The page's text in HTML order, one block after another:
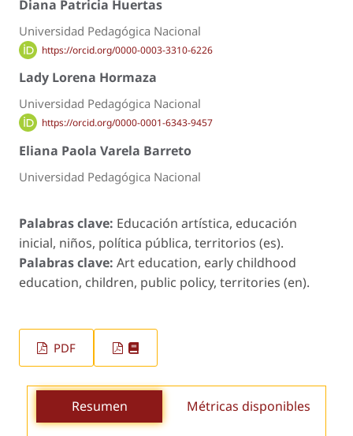
Diana Patricia Huertas
Universidad Pedagógica Nacional
https://orcid.org/0000-0003-3310-6226
Lady Lorena Hormaza
Universidad Pedagógica Nacional
https://orcid.org/0000-0001-6343-9457
Eliana Paola Varela Barreto
Universidad Pedagógica Nacional
Palabras clave: Educación artística, educación
inicial, niños, política pública, territorios (es).
Palabras clave: Art education, early childhood
education, children, public policy, territories (en).
PDF
Resumen Métricas disponibles